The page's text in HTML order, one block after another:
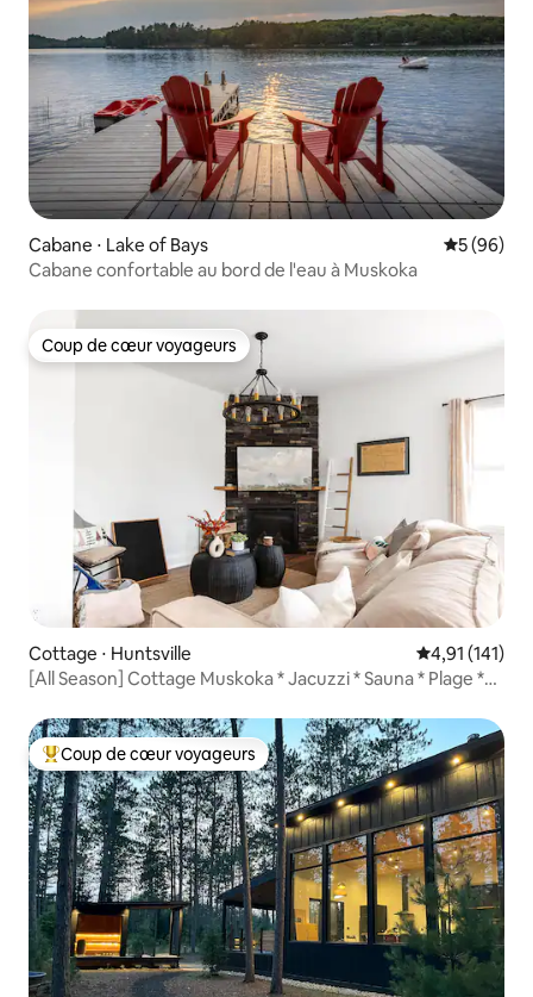
Cabane ⋅ Lake of Bays
5 (96)
Cabane confortable au bord de l'eau à Muskoka
Coup de cœur voyageurs
Coup de cœur voyageurs
Cottage ⋅ Huntsville Évaluation
4,91 (141)
[All Season] Cottage Muskoka * Jacuzzi * Sauna * Plage *
Coups de cœur voyageurs les plus appréciés
Coup de cœur voyageurs